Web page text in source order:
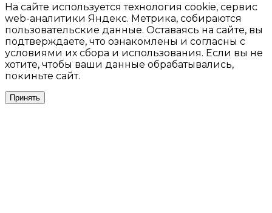
На сайте используется технология cookie, сервис
web-аналитики Яндекс. Метрика, собираются
пользовательские данные. Оставаясь на сайте, вы
подтверждаете, что ознакомлены и согласны с
условиями их сбора и использования. Если вы не
хотите, чтобы ваши данные обрабатывались,
покиньте сайт.
Принять